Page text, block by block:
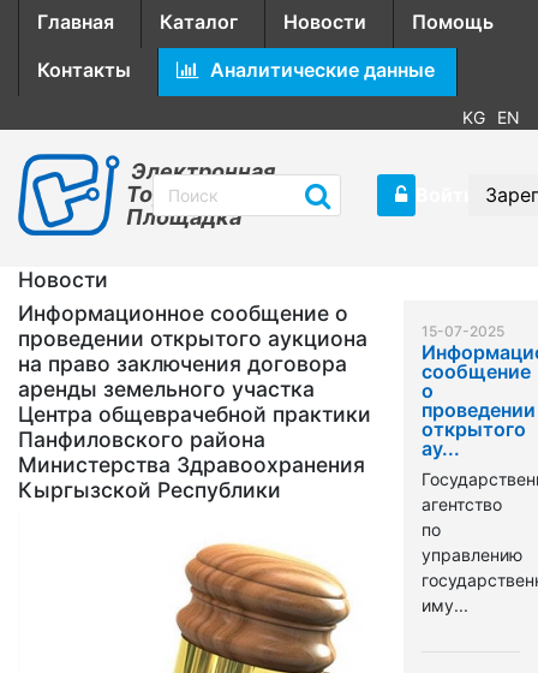
Главная Каталог Новости
Помощь
Контакты
Аналитические данные
KG EN
Электронная
Торговая
Площадка
Новости
Информационное сообщение о
проведении открытого аукциона
на право заключения договора
аренды земельного участка
Центра общеврачебной практики
Панфиловского района
Министерства Здравоохранения
Кыргызской Республики
15-07-2025
сообщение
о
проведении
открытого
ау...
агентство
по
управлению
иму...